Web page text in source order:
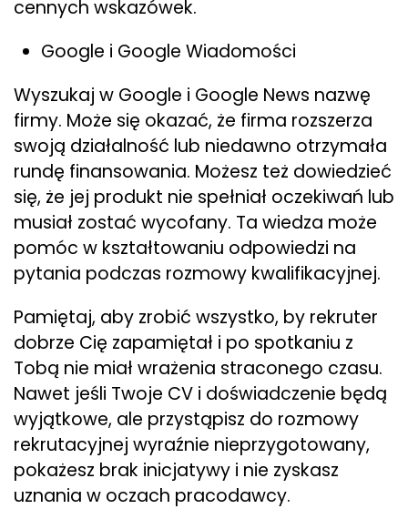
cennych wskazówek.
Google i Google Wiadomości
Wyszukaj w Google i Google News nazwę
firmy. Może się okazać, że firma rozszerza
swoją działalność lub niedawno otrzymała
rundę finansowania. Możesz też dowiedzieć
się, że jej produkt nie spełniał oczekiwań lub
musiał zostać wycofany. Ta wiedza może
pomóc w kształtowaniu odpowiedzi na
pytania podczas rozmowy kwalifikacyjnej.
Pamiętaj, aby zrobić wszystko, by rekruter
dobrze Cię zapamiętał i po spotkaniu z
Tobą nie miał wrażenia straconego czasu.
Nawet jeśli Twoje CV i doświadczenie będą
wyjątkowe, ale przystąpisz do rozmowy
rekrutacyjnej wyraźnie nieprzygotowany,
pokażesz brak inicjatywy i nie zyskasz
uznania w oczach pracodawcy.